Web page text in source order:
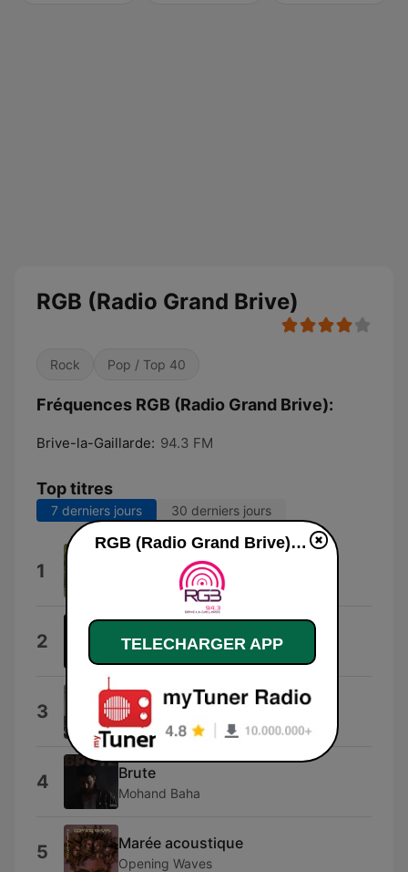
RGB (Radio Grand Brive)
Rock Pop / Top 40
Fréquences RGB (Radio Grand Brive):
Brive-la-Gaillarde: 94.3 FM
Top titres
7 derniers jours 30 derniers jours
1 Le Fromage
Le Fromage
2 Zaho de Sagazan
3 La Ciguë
Rinch
4 Brute
Mohand Baha
5 Marée acoustique
Opening Waves
RGB (Radio Grand Brive) en ligne
TELECHARGER APP